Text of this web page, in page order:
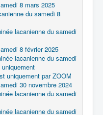
8 mars 2025
du samedi 8
lacanienne du samedi
8 février 2025
lacanienne du samedi
uniquement par ZOOM
30 novembre 2024
lacanienne du samedi
lacanienne du samedi